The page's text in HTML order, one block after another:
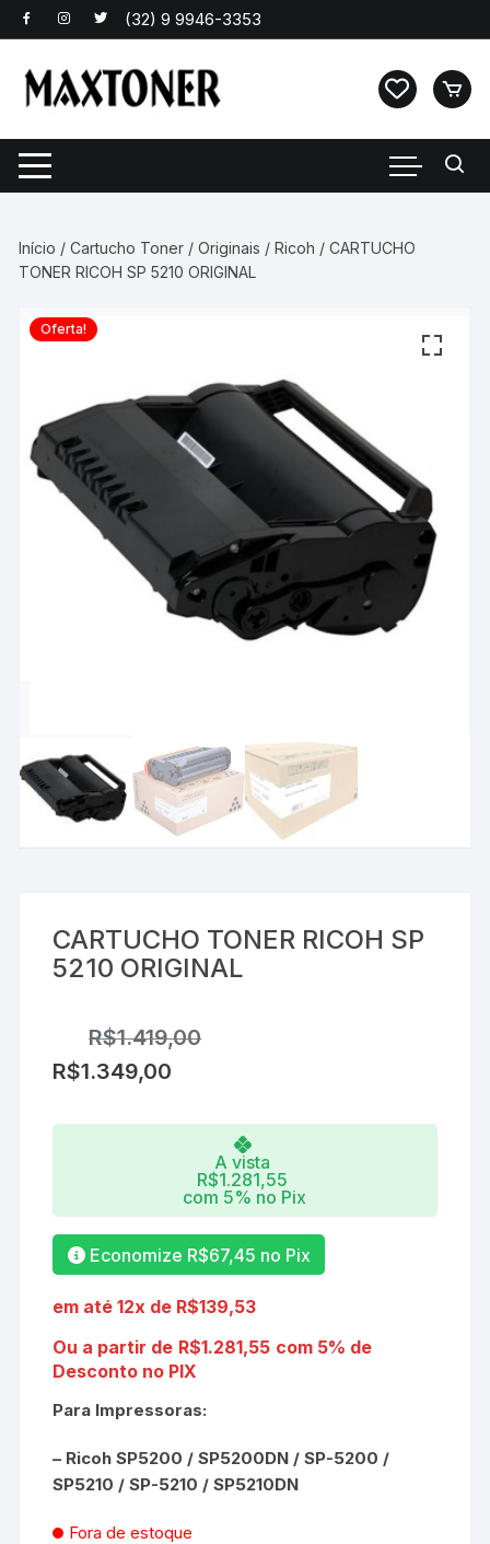
Pular
para
conteúdo
Início /Cartucho Toner /Originais /Ricoh / CARTUCHO
TONER RICOH SP 5210 ORIGINAL
Oferta!
CARTUCHO TONER RICOH SP
5210 ORIGINAL
R$1.419,00
R$1.349,00
A vista
R$1.281,55
com 5% no Pix
Economize R$67,45 no Pix
em até 12x de R$139,53
Ou a partir de R$1.281,55 com 5% de
Desconto no PIX
Para Impressoras:
– Ricoh SP5200 / SP5200DN / SP-5200 /
SP5210 / SP-5210 / SP5210DN
Fora de estoque